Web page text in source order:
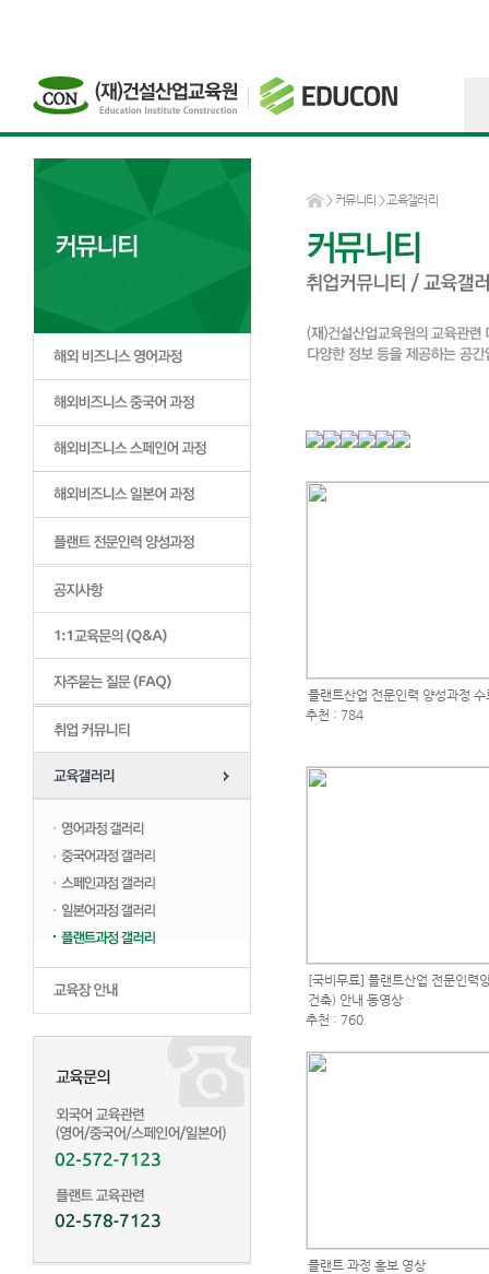
> 커뮤니티 > 교육갤러리
플랜트산업 전문인력 양성과정
추천 : 784
[국비무료] 플랜트산업 전문인력
건축) 안내 동영상
추천 : 760
플랜트 과정 홍보 영상